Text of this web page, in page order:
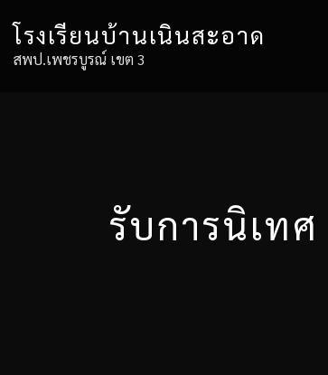
content
โรงเรียนบ้านเนินสะอาด
สพป.เพชรบูรณ์ เขต 3
รับการนิเท